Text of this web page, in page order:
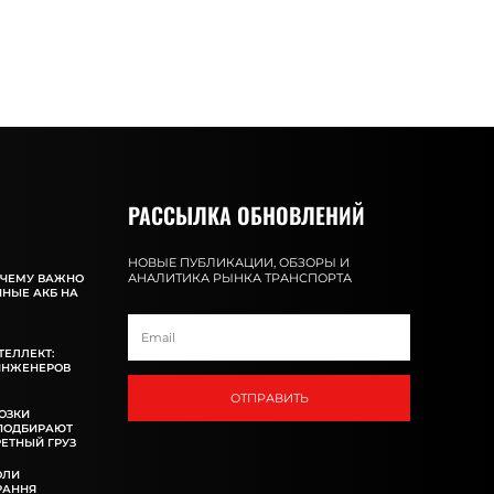
ВАЖНО
АКБ НА
ГРУЗ
РАССЫЛКА ОБНОВЛЕНИЙ
НОВЫЕ ПУБЛИКАЦИИ, ОБЗОРЫ И
АНАЛИТИКА РЫНКА ТРАНСПОРТА
ОТПРАВИТЬ